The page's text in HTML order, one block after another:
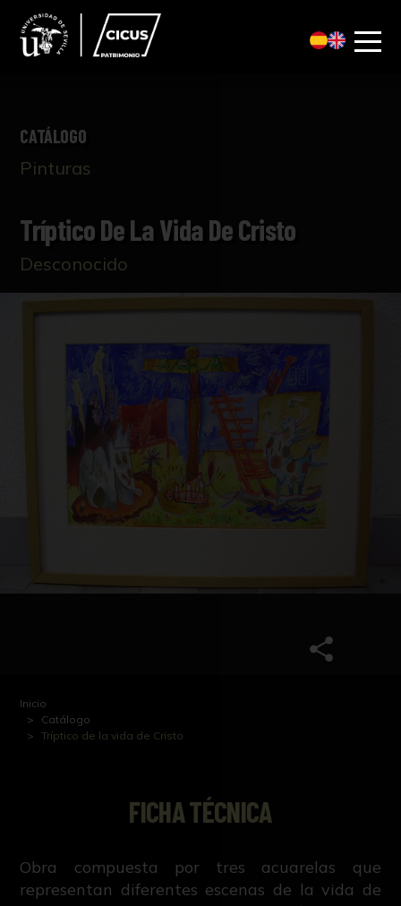
CATÁLOGO
Pinturas
Tríptico De La Vida De Cristo
Desconocido
Inicio
Catálogo
Tríptico de la vida de Cristo
FICHA TÉCNICA
Obra compuesta por tres acuarelas que
representan diferentes escenas de la vida de